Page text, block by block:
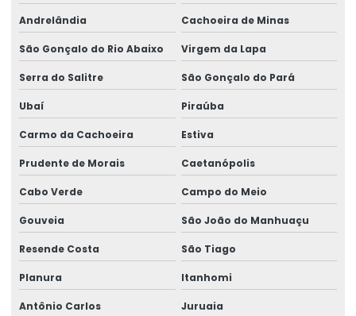
Andrelândia Cachoeira de Minas
São Gonçalo do Rio Abaixo Virgem da Lapa
Serra do Salitre São Gonçalo do Pará
Ubaí Piraúba
Carmo da Cachoeira Estiva
Prudente de Morais Caetanópolis
Cabo Verde Campo do Meio
Gouveia São João do Manhuaçu
Resende Costa São Tiago
Planura Itanhomi
Antônio Carlos Juruaia